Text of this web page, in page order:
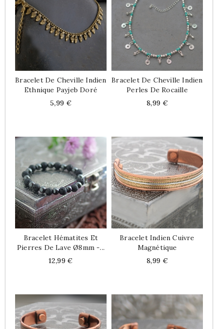
Bracelet De Cheville Indien
Ethnique Payjeb Doré
Price
5,99 €
Bracelet De Cheville Indien
Perles De Rocaille
Price
8,99 €
Bracelet Hématites Et
Pierres De Lave Ø8mm -...
Price
12,99 €
Bracelet Indien Cuivre
Magnétique
Price
8,99 €